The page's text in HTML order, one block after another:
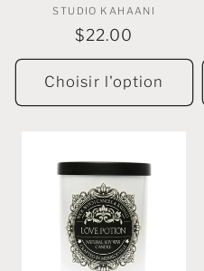
Marchands
:
STUDIO KAHAANI
Prix
régulier
$22.00
Choisir l'option